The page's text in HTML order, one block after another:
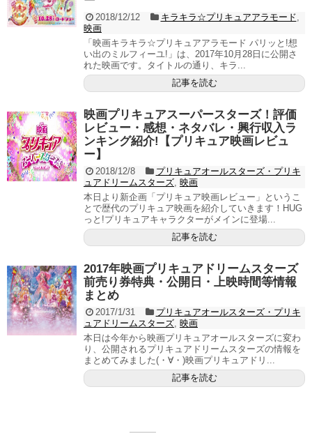
2018/12/12 キラキラ☆プリキュアアラモード
映画
「映画キラキラ☆プリキュアアラモード パリッと!想
い出のミルフィーユ!」は、2017年10月28日に公開さ
れた映画です。タイトルの通り、キラ...
記事を読む
映画プリキュアスーパースターズ！評価
レビュー・感想・ネタバレ・興行収入ラ
ンキング紹介!【プリキュア映画レビュ
ー】
2018/12/8
プリキュアオールスターズ・プリキ
ュアドリームスターズ 映画
本日より新企画「プリキュア映画レビュー」というこ
とで歴代のプリキュア映画を紹介していきます！HUG
っと!プリキュアキャラクターがメインに登場...
記事を読む
2017年映画プリキュアドリームスターズ
前売り券特典・公開日・上映時間等情報
まとめ
2017/1/31
プリキュアオールスターズ・プリキ
ュアドリームスターズ 映画
本日は今年から映画プリキュアオールスターズに変わ
り、公開されるプリキュアドリームスターズの情報を
まとめてみました(・∀・)映画プリキュアドリ...
記事を読む